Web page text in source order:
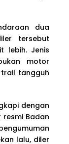
dua
tersebut
lebih. Jenis
motor
tangguh
dengan
resmi Badan
lalu, diler